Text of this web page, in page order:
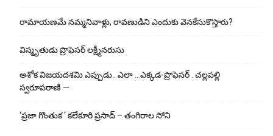
రామాయణమే నమ్మనివాళ్లు, రావణుడిని ఎందుకు వెనకేసుకొస్తారు?
విస్మృతుడు ప్రొఫెసర్ లక్ష్మీనరుసు
అశోక విజ‌య‌ద‌శ‌మి ఎప్పుడు.. ఎలా .. ఎక్క‌డ‌-ప్రొఫెసర్ . చల్లపల్లి
స్వరూపరాణి —
‘ప్రజా గొంతుక ‘ కలేకూరి ప్రసాద్ – తంగిరాల సోని